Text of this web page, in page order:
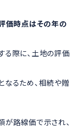
価時点はその年の
る際に、土地の評価
るため、相続や贈
路線価で示され、